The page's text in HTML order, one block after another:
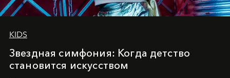
KIDS
Звездная симфония: Когда детство
становится искусством